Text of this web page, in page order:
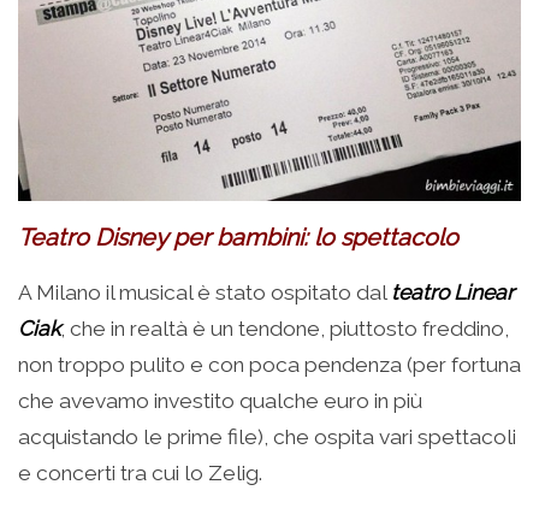
Teatro Disney per bambini: lo spettacolo
A Milano il musical è stato ospitato dal teatro Linear
Ciak, che in realtà è un tendone, piuttosto freddino,
non troppo pulito e con poca pendenza (per fortuna
che avevamo investito qualche euro in più
acquistando le prime file), che ospita vari spettacoli
e concerti tra cui lo Zelig.